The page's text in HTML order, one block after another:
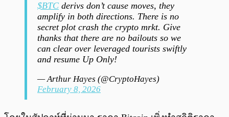
$BTC derivs don’t cause moves, they
amplify in both directions. There is no
secret plot crash the crypto mrkt. Give
thanks that there are no bailouts so we
can clear over leveraged tourists swiftly
and resume Up Only!
— Arthur Hayes (@CryptoHayes)
February 8, 2026